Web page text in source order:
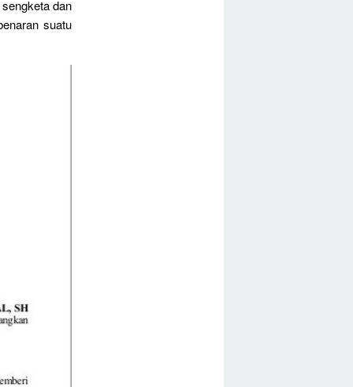
dan
suatu